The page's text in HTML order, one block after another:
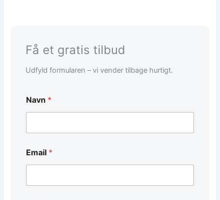
Få et gratis tilbud
Udfyld formularen – vi vender tilbage hurtigt.
e
l
n
N
a
n
Navn *
Email *